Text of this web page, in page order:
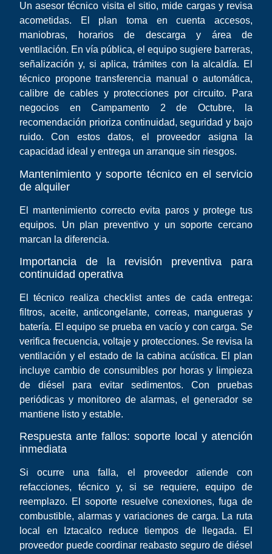
Un asesor técnico visita el sitio, mide cargas y revisa
acometidas. El plan toma en cuenta accesos,
maniobras, horarios de descarga y área de
ventilación. En vía pública, el equipo sugiere barreras,
señalización y, si aplica, trámites con la alcaldía. El
técnico propone transferencia manual o automática,
calibre de cables y protecciones por circuito. Para
negocios en Campamento 2 de Octubre, la
recomendación prioriza continuidad, seguridad y bajo
ruido. Con estos datos, el proveedor asigna la
capacidad ideal y entrega un arranque sin riesgos.
Mantenimiento y soporte técnico en el servicio
de alquiler
El mantenimiento correcto evita paros y protege tus
equipos. Un plan preventivo y un soporte cercano
marcan la diferencia.
Importancia de la revisión preventiva para
continuidad operativa
El técnico realiza checklist antes de cada entrega:
filtros, aceite, anticongelante, correas, mangueras y
batería. El equipo se prueba en vacío y con carga. Se
verifica frecuencia, voltaje y protecciones. Se revisa la
ventilación y el estado de la cabina acústica. El plan
incluye cambio de consumibles por horas y limpieza
de diésel para evitar sedimentos. Con pruebas
periódicas y monitoreo de alarmas, el generador se
mantiene listo y estable.
Respuesta ante fallos: soporte local y atención
inmediata
Si ocurre una falla, el proveedor atiende con
refacciones, técnico y, si se requiere, equipo de
reemplazo. El soporte resuelve conexiones, fuga de
combustible, alarmas y variaciones de carga. La ruta
local en Iztacalco reduce tiempos de llegada. El
proveedor puede coordinar reabasto seguro de diésel